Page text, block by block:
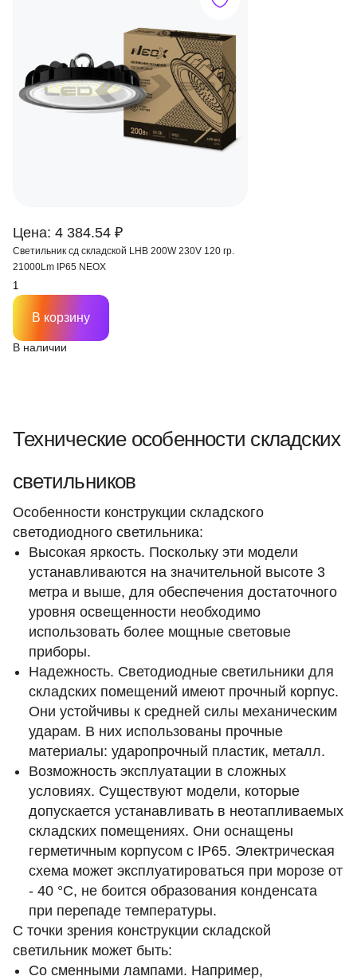
Цена: 4 384.54 ₽
Светильник сд складской LHB 200W 230V 120 гр.
21000Lm IP65 NEOX
В наличии
В корзину
Технические особенности складских
светильников
Особенности конструкции складского
светодиодного светильника:
Высокая яркость. Поскольку эти модели
устанавливаются на значительной высоте 3
метра и выше, для обеспечения достаточного
уровня освещенности необходимо
использовать более мощные световые
приборы.
Надежность. Светодиодные светильники для
складских помещений имеют прочный корпус.
Они устойчивы к средней силы механическим
ударам. В них использованы прочные
материалы: ударопрочный пластик, металл.
Возможность эксплуатации в сложных
условиях. Существуют модели, которые
допускается устанавливать в неотапливаемых
складских помещениях. Они оснащены
герметичным корпусом с IP65. Электрическая
схема может эксплуатироваться при морозе от
- 40 °C, не боится образования конденсата
при перепаде температуры.
С точки зрения конструкции складской
светильник может быть:
Со сменными лампами. Например,